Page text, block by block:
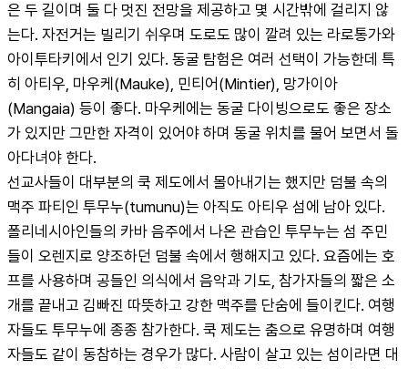
은 두 길이며 둘 다 멋진 전망을 제공하고 몇 시간밖에 걸리지 않
는다. 자전거는 빌리기 쉬우며 도로도 많이 깔려 있는 라로통가와
아이투타키에서 인기 있다. 동굴 탐험은 여러 선택이 가능한데 특
히 아티우, 마우케(Mauke), 민티어(Mintier), 망가이아
(Mangaia) 등이 좋다. 마우케에는 동굴 다이빙으로도 좋은 장소
가 있지만 그만한 자격이 있어야 하며 동굴 위치를 물어 보면서 돌
아다녀야 한다.
선교사들이 대부분의 쿡 제도에서 몰아내기는 했지만 덤불 속의
맥주 파티인 투무누(tumunu)는 아직도 아티우 섬에 남아 있다.
폴리네시아인들의 카바 음주에서 나온 관습인 투무누는 섬 주민
들이 오렌지로 양조하던 덤불 속에서 행해지고 있다. 요즘에는 호
프를 사용하며 공들인 의식에서 음악과 기도, 참가자들의 짧은 소
개를 끝내고 김빠진 따뜻하고 강한 맥주를 단숨에 들이킨다. 여행
자들도 투무누에 종종 참가한다. 쿡 제도는 춤으로 유명하며 여행
자들도 같이 동참하는 경우가 많다. 사람이 살고 있는 섬이라면 대